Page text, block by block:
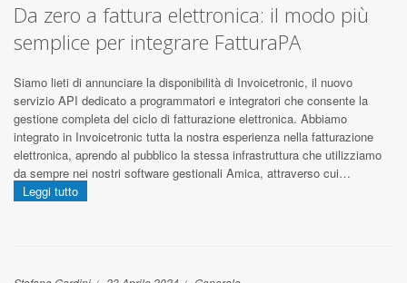
Da zero a fattura elettronica: il modo più
semplice per integrare FatturaPA
Siamo lieti di annunciare la disponibilità di Invoicetronic, il nuovo
servizio API dedicato a programmatori e integratori che consente la
gestione completa del ciclo di fatturazione elettronica. Abbiamo
integrato in Invoicetronic tutta la nostra esperienza nella fatturazione
elettronica, aprendo al pubblico la stessa infrastruttura che utilizziamo
da sempre nei nostri software gestionali Amica, attraverso cui…
Leggi tutto